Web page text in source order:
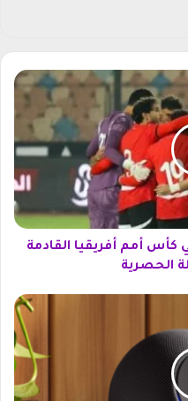
كأس أمم أفريقيا القادمة
الحصرية